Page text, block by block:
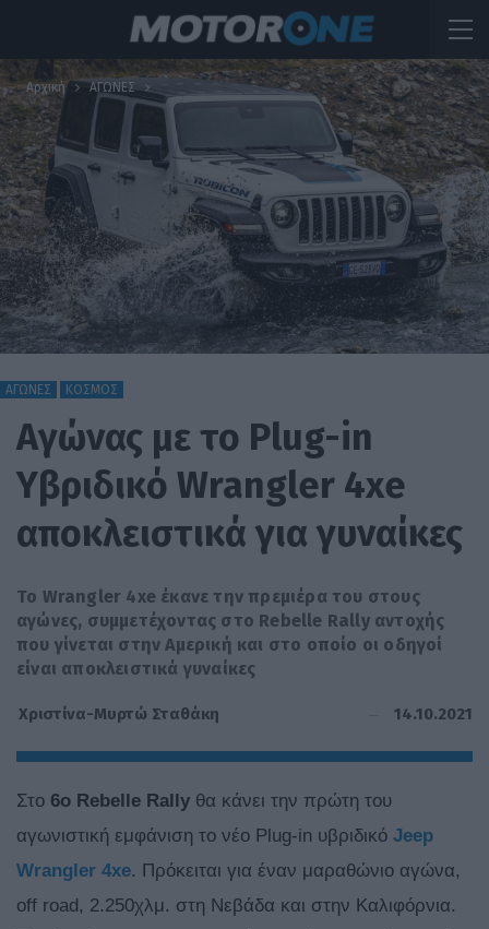
Αρχική ΑΓΩΝΕΣ
ΑΓΩΝΕΣ ΚΟΣΜΟΣ
Αγώνας με το Plug-in
Υβριδικό Wrangler 4xe
αποκλειστικά για γυναίκες
Το Wrangler 4xe έκανε την πρεμιέρα του στους
αγώνες, συμμετέχοντας στο Rebelle Rally αντοχής
που γίνεται στην Αμερική και στο οποίο οι οδηγοί
είναι αποκλειστικά γυναίκες
Χριστίνα-Μυρτώ Σταθάκη 14.10.2021
Στο 6ο Rebelle Rally θα κάνει την πρώτη του
αγωνιστική εμφάνιση το νέο Plug-in υβριδικό Jeep
Wrangler 4xe. Πρόκειται για έναν μαραθώνιο αγώνα,
off road, 2.250χλμ. στη Νεβάδα και στην Καλιφόρνια.